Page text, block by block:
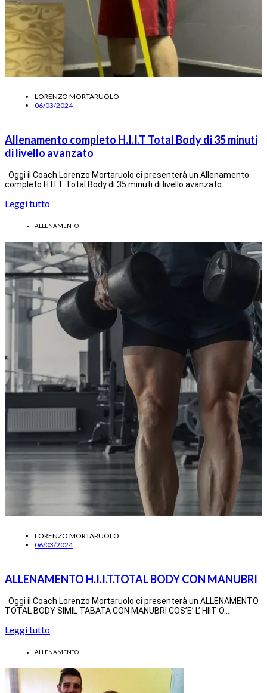
LORENZO MORTARUOLO
06/03/2024
Allenamento completo H.I.I.T Total Body di 35 minuti
di livello avanzato
Oggi il Coach Lorenzo Mortaruolo ci presenterà un Allenamento
completo H.I.I.T Total Body di 35 minuti di livello avanzato.…
Leggi tutto
ALLENAMENTO
LORENZO MORTARUOLO
06/03/2024
ALLENAMENTO H.I.I.T.TOTAL BODY CON MANUBRI
Oggi il Coach Lorenzo Mortaruolo ci presenterà un ALLENAMENTO
TOTAL BODY SIMIL TABATA CON MANUBRI COS’E’ L’ HIIT O…
Leggi tutto
ALLENAMENTO